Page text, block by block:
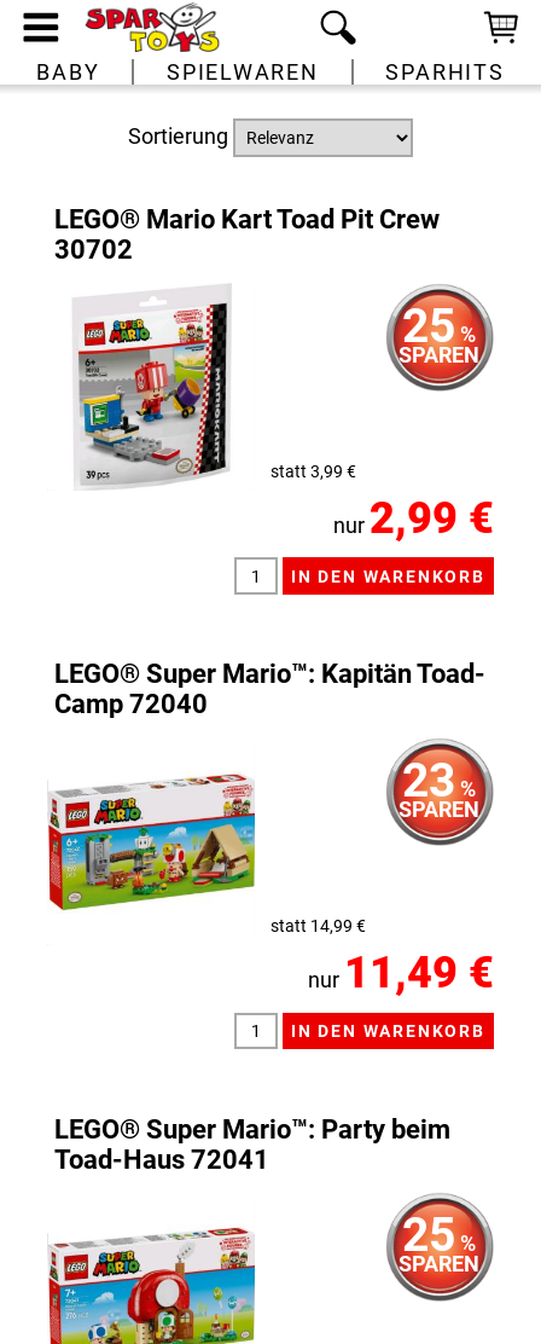
BABY SPIELWAREN SPARHITS
Sortierung
LEGO® Mario Kart Toad Pit Crew
30702
25 %
SPAREN
statt 3,99 €
nur 2,99 €
LEGO® Super Mario™: Kapitän Toad-
Camp 72040
23 %
SPAREN
statt 14,99 €
nur 11,49 €
LEGO® Super Mario™: Party beim
Toad-Haus 72041
25 %
SPAREN